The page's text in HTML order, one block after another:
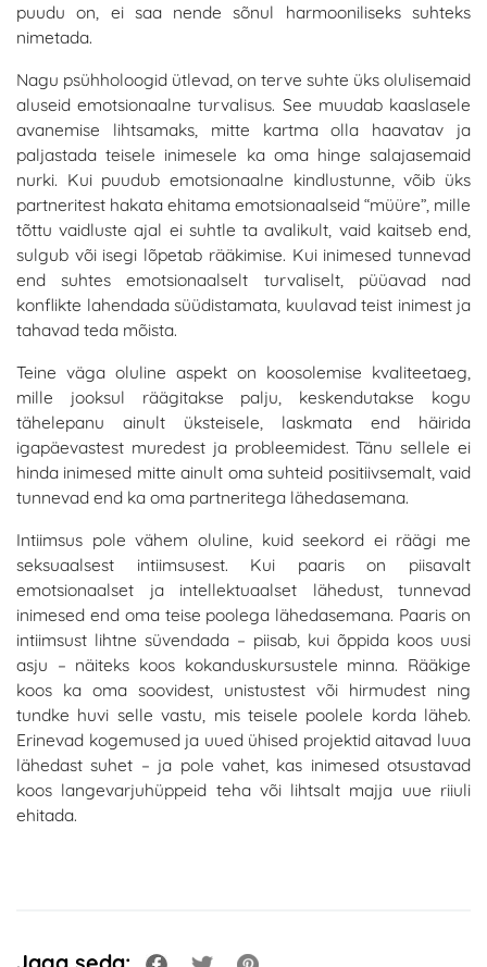
puudu on, ei saa nende sõnul harmooniliseks suhteks
nimetada.
Nagu psühholoogid ütlevad, on terve suhte üks olulisemaid
aluseid emotsionaalne turvalisus. See muudab kaaslasele
avanemise lihtsamaks, mitte kartma olla haavatav ja
paljastada teisele inimesele ka oma hinge salajasemaid
nurki. Kui puudub emotsionaalne kindlustunne, võib üks
partneritest hakata ehitama emotsionaalseid “müüre”, mille
tõttu vaidluste ajal ei suhtle ta avalikult, vaid kaitseb end,
sulgub või isegi lõpetab rääkimise. Kui inimesed tunnevad
end suhtes emotsionaalselt turvaliselt, püüavad nad
konflikte lahendada süüdistamata, kuulavad teist inimest ja
tahavad teda mõista.
Teine väga oluline aspekt on koosolemise kvaliteetaeg,
mille jooksul räägitakse palju, keskendutakse kogu
tähelepanu ainult üksteisele, laskmata end häirida
igapäevastest muredest ja probleemidest. Tänu sellele ei
hinda inimesed mitte ainult oma suhteid positiivsemalt, vaid
tunnevad end ka oma partneritega lähedasemana.
Intiimsus pole vähem oluline, kuid seekord ei räägi me
seksuaalsest intiimsusest. Kui paaris on piisavalt
emotsionaalset ja intellektuaalset lähedust, tunnevad
inimesed end oma teise poolega lähedasemana. Paaris on
intiimsust lihtne süvendada – piisab, kui õppida koos uusi
asju – näiteks koos kokanduskursustele minna. Rääkige
koos ka oma soovidest, unistustest või hirmudest ning
tundke huvi selle vastu, mis teisele poolele korda läheb.
Erinevad kogemused ja uued ühised projektid aitavad luua
lähedast suhet – ja pole vahet, kas inimesed otsustavad
koos langevarjuhüppeid teha või lihtsalt majja uue riiuli
ehitada.